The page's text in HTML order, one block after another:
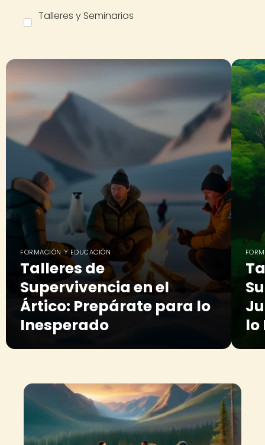
Talleres y Seminarios
FORMACIÓN Y EDUCACIÓN
Talleres de
Supervivencia en el
Ártico: Prepárate para lo
Inesperado
lo